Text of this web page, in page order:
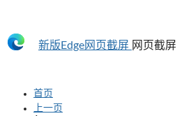
新版Edge网页截屏 网页截屏
首页
上一页